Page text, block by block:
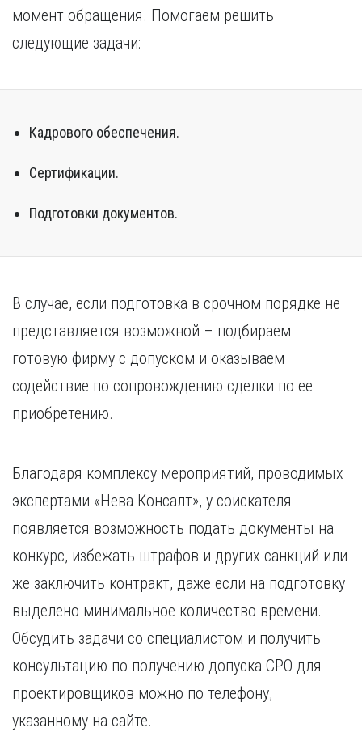
момент обращения. Помогаем решить
следующие задачи:
Кадрового обеспечения.
Сертификации.
Подготовки документов.
В случае, если подготовка в срочном порядке не
представляется возможной – подбираем
готовую фирму с допуском и оказываем
содействие по сопровождению сделки по ее
приобретению.
Благодаря комплексу мероприятий, проводимых
экспертами «Нева Консалт», у соискателя
появляется возможность подать документы на
конкурс, избежать штрафов и других санкций или
же заключить контракт, даже если на подготовку
выделено минимальное количество времени.
Обсудить задачи со специалистом и получить
консультацию по получению допуска СРО для
проектировщиков можно по телефону,
указанному на сайте.